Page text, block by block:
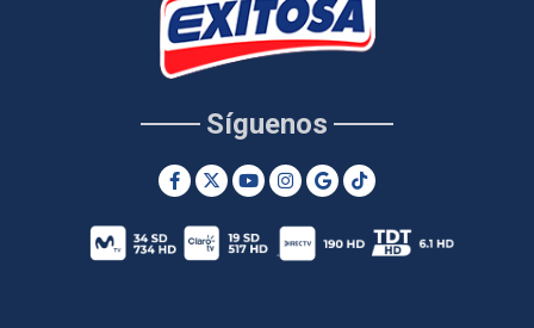
Síguenos